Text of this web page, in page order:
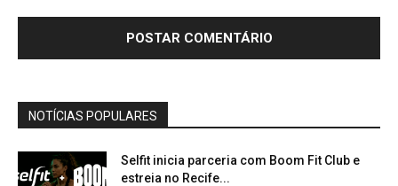
NOTÍCIAS POPULARES
Selfit inicia parceria com Boom Fit Club e
estreia no Recife...